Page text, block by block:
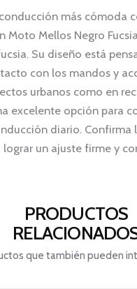
más cómoda
Moto Mellos Negro
Su diseño está
con los mandos y
urbanos como en
excelente opción para
diario. Confirma
lograr un ajuste firme y
PRODUCTOS
que también pueden